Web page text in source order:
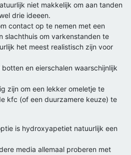
niet makkelijk om aan tanden
drie ideeen.
contact op te nemen met een
slachthuis om varkenstanden te
het meest realistisch zijn voor
en eierschalen waarschijnlijk
zijn om een lekker omeletje te
kfc (of een duurzamere keuze) te
is hydroxyapetiet natuurlijk een
media allemaal proberen met